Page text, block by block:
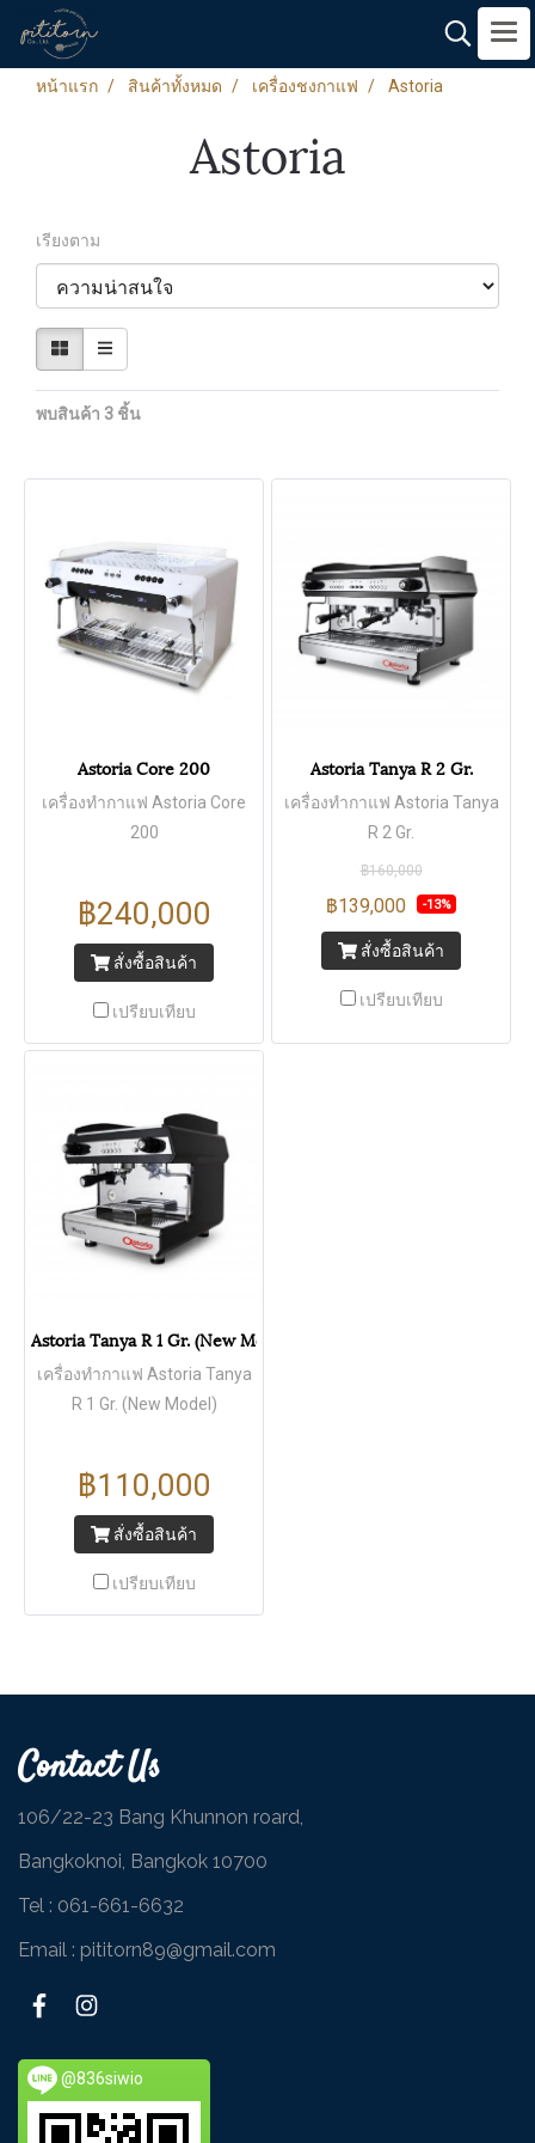
หน้าแรก สินค้าทั้งหมด เครื่องชงกาแฟ Astoria
Astoria
เรียงตาม
พบสินค้า 3 ชิ้น
Astoria Core 200
เครื่องทำกาแฟ Astoria Core
200
฿240,000
สั่งซื้อสินค้า
เปรียบเทียบ
Astoria Tanya R 2 Gr.
เครื่องทำกาแฟ Astoria Tanya
R 2 Gr.
฿160,000
฿139,000 -13%
สั่งซื้อสินค้า
เปรียบเทียบ
Astoria Tanya R 1 Gr. (New Model)
เครื่องทำกาแฟ Astoria Tanya
R 1 Gr. (New Model)
฿110,000
สั่งซื้อสินค้า
เปรียบเทียบ
Contact Us
106/22-23 Bang Khunnon roard,
Bangkoknoi, Bangkok 10700
Tel : 061-661-6632
Email : pititorn89@gmail.com
@836siwio